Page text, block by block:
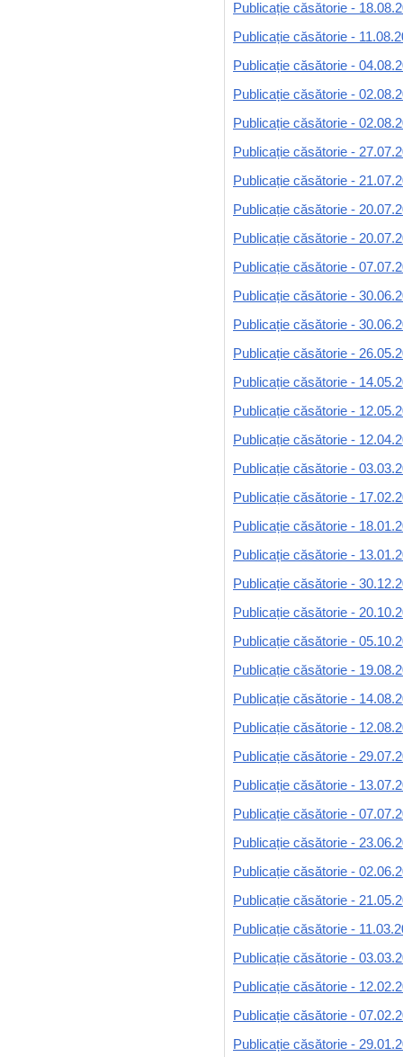
Publicație căsătorie -
Publicație căsătorie -
Publicație căsătorie -
Publicație căsătorie -
Publicație căsătorie -
Publicație căsătorie -
Publicație căsătorie -
Publicație căsătorie -
Publicație căsătorie -
Publicație căsătorie -
Publicație căsătorie -
Publicație căsătorie -
Publicație căsătorie -
Publicație căsătorie -
Publicație căsătorie -
Publicație căsătorie -
Publicație căsătorie -
Publicație căsătorie -
Publicație căsătorie -
Publicație căsătorie -
Publicație căsătorie -
Publicație căsătorie -
Publicație căsătorie -
Publicație căsătorie -
Publicație căsătorie -
Publicație căsătorie -
Publicație căsătorie -
Publicație căsătorie -
Publicație căsătorie -
Publicație căsătorie -
Publicație căsătorie -
Publicație căsătorie -
Publicație căsătorie -
Publicație căsătorie -
Publicație căsătorie -
Publicație căsătorie -
Publicație căsătorie -